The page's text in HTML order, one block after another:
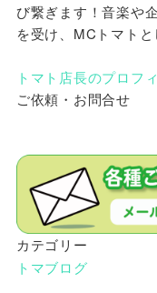
び繋ぎます！音楽や
を受け、MCトマト
トマト店長のプロフ
ご依頼・お問合せ
カテゴリー
トマブログ